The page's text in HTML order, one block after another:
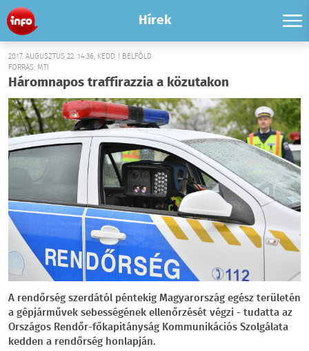
Hírek
2017. AUGUSZTUS 22. 14:36, KEDD | BELFÖLD
FORRÁS: MTI
Háromnapos traffirazzia a közutakon
A rendőrség szerdától péntekig Magyarország egész területén
a gépjárművek sebességének ellenőrzését végzi - tudatta az
Országos Rendőr-főkapitányság Kommunikációs Szolgálata
kedden a rendőrség honlapján.